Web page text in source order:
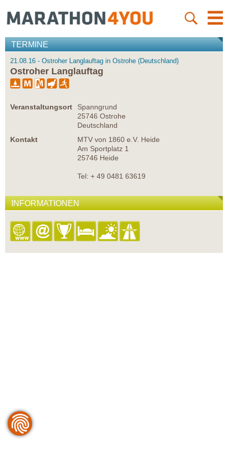
TERMINE
21.08.16 - Ostroher Langlauftag in Ostrohe (Deutschland)
Ostroher Langlauftag
Veranstaltungsort
Spanngrund
25746 Ostrohe
Deutschland
Kontakt
MTV von 1860 e.V. Heide
Am Sportplatz 1
25746 Heide
Tel: + 49 0481 63619
INFORMATIONEN